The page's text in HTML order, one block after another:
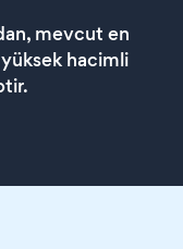
mevcut en
hacimli